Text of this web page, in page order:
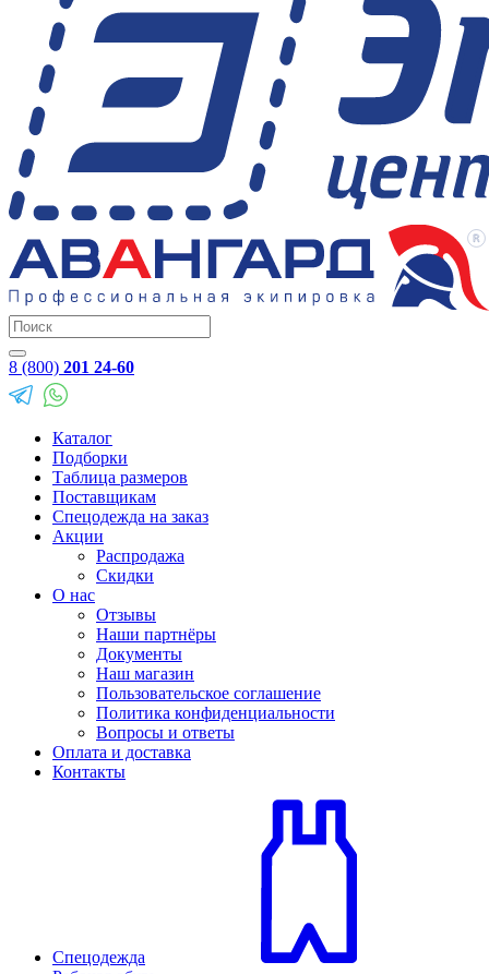
8 (800) 201 24-60
Каталог
Подборки
Таблица размеров
Поставщикам
Спецодежда на заказ
Акции
Распродажа
Скидки
О нас
Отзывы
Наши партнёры
Документы
Наш магазин
Пользовательское соглашение
Политика конфиденциальности
Вопросы и ответы
Оплата и доставка
Контакты
Спецодежда